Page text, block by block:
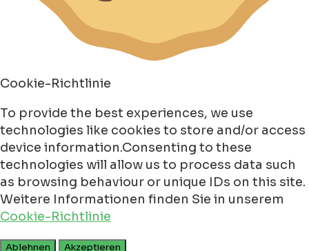
Cookie-Richtlinie
To provide the best experiences, we use
technologies like cookies to store and/or access
device information.Consenting to these
technologies will allow us to process data such
as browsing behaviour or unique IDs on this site.
Weitere Informationen finden Sie in unserem
Cookie-Richtlinie
Ablehnen
Akzeptieren